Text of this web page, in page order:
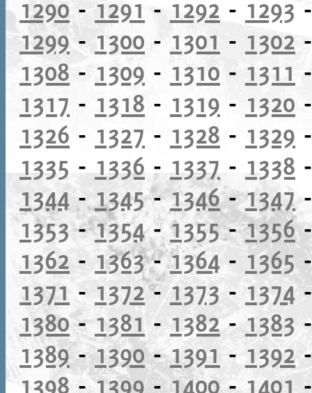
1290 -1291 - 1292 - 1293
1299- 1300 - 1301 - 1302
1308 - 1309 - 1310 - 1311
1317 - 1318 - 1319 - 1320
1326 - 1327 - 1328 - 1329
1335 - 1336 - 1337 - 1338
1344 - 1345-1346-1347
1353-1354- 1355-1356
1362 - 1363-1364 - 1365
1371 - 1372-1373 -1374
1380-1381 - 1382-1383
1389-1390-1391 -1392
1398 -1399-1400-1401